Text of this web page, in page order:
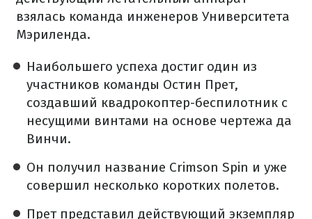
взялась команда инженеров Университета
Мэриленда.
Наибольшего успеха достиг один из
участников команды Остин Прет,
создавший квадрокоптер-беспилотник с
несущими винтами на основе чертежа да
Винчи.
Он получил название Crimson Spin и уже
совершил несколько коротких полетов.
Прет представил действующий экземпляр